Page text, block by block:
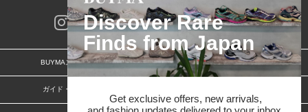
BUYMAスタートガイド 安心への取り組み
ガイド・お問い合わせ